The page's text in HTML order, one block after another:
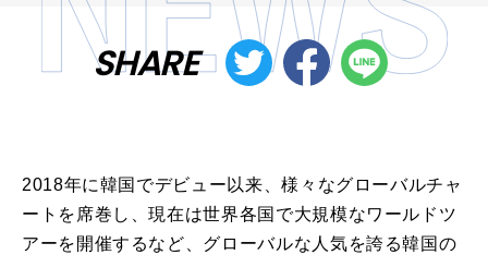
SHARE
2018年に韓国でデビュー以来、様々なグローバルチャ
ートを席巻し、現在は世界各国で大規模なワールドツ
アーを開催するなど、グローバルな人気を誇る韓国の